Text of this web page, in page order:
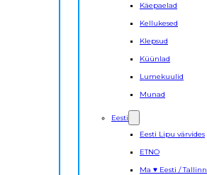
Käepaelad
Kellukesed
Klepsud
Küünlad
Lumekuulid
Munad
Eesti
Eesti Lipu värvides
ETNO
Ma ♥ Eesti / Tallinn